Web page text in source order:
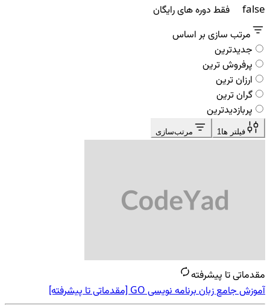
false
فقط دوره های رایگان
مرتب سازی بر اساس
جدیدترین
پرفروش ترین
ارزان ترین
گران ترین
پربازدیدترین
فیلتر ها 1 مرتب‌سازی
مقدماتی تا پیشرفته
آموزش جامع زبان برنامه نویسی GO [مقدماتی تا پیشرفته]